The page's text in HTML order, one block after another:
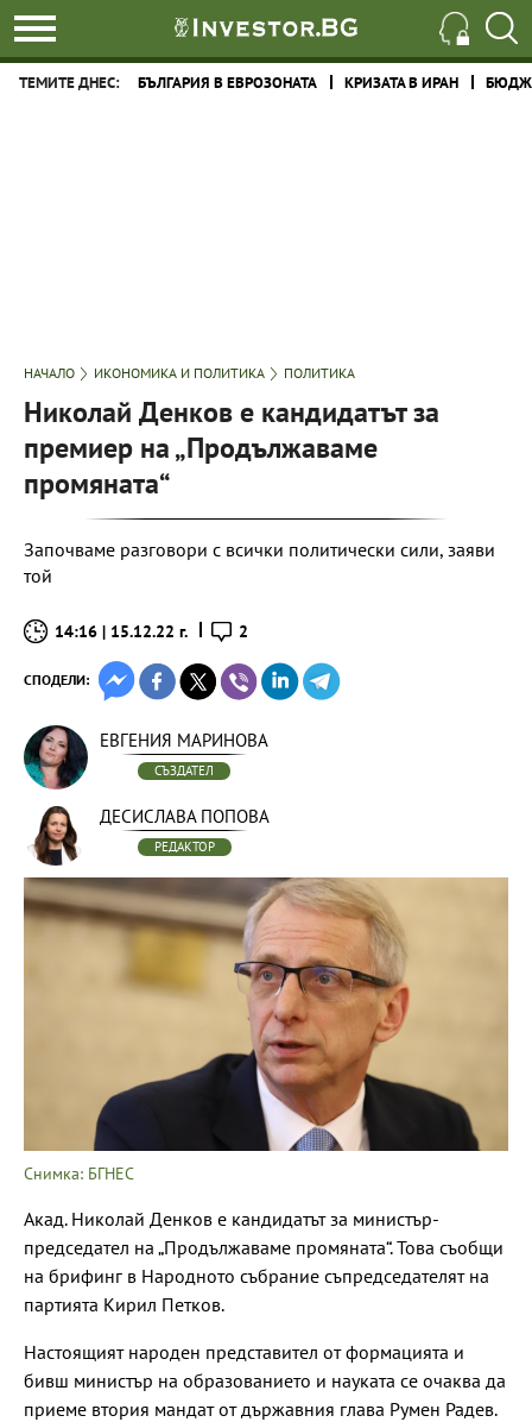
ТЕМИТЕ ДНЕС: БЪЛГАРИЯ В ЕВРОЗОНАТА КРИЗАТА В ИРАН
НАЧАЛО ИКОНОМИКА И ПОЛИТИКА ПОЛИТИКА
Николай Денков е кандидатът за
премиер на „Продължаваме
промяната“
Започваме разговори с всички политически сили, заяви
той
14:16 | 15.12.22 г. 2
СПОДЕЛИ:
ЕВГЕНИЯ МАРИНОВА
СЪЗДАТЕЛ
ДЕСИСЛАВА ПОПОВА
РЕДАКТОР
Снимка: БГНЕС
Акад. Николай Денков е кандидатът за министър-
председател на „Продължаваме промяната“. Това съобщи
на брифинг в Народното събрание съпредседателят на
партията Кирил Петков.
Настоящият народен представител от формацията и
бивш министър на образованието и науката се очаква да
приеме втория мандат от държавния глава Румен Радев.